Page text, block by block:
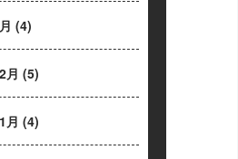
(4)
月 (5)
月 (4)